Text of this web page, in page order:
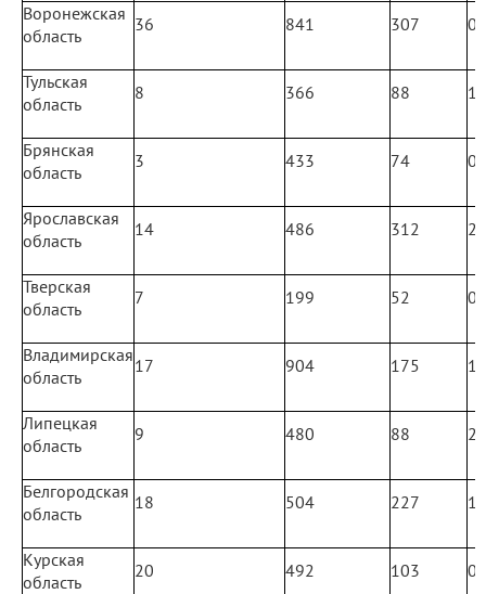
Воронежская
область
36 841 307 0
Тульская
область
8 366 88 1
Брянская
область
3 433 74 0
Ярославская
область
14 486 312 2
Тверская
область
7 199 52 0
Владимирская
область
17 904 175 1
Липецкая
область
9 480 88 2
Белгородская
область
18 504 227 1
Курская
область
20 492 103 0